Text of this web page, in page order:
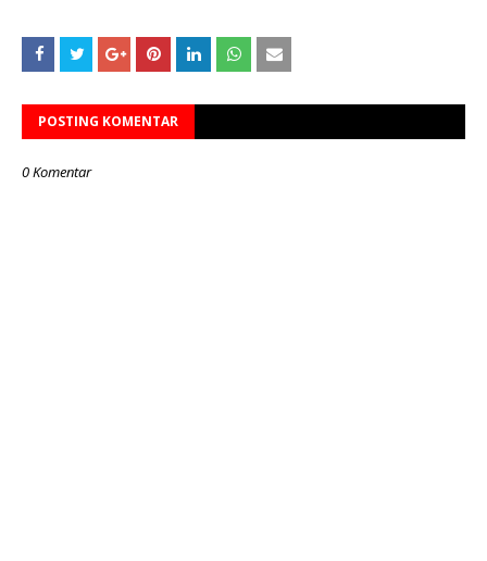
POSTING KOMENTAR
0 Komentar